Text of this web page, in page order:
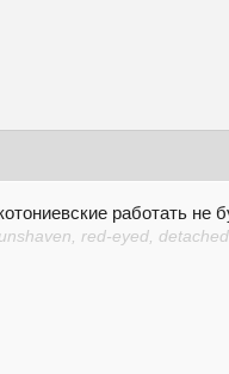
работать не
red-eyed,